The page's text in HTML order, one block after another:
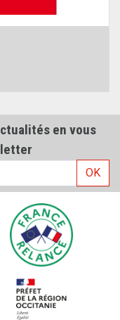
en vous
OK